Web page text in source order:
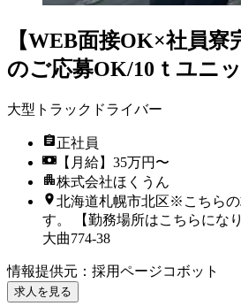
【WEB面接OK×社員寮
のご応募OK/10ｔユニ
大型トラックドライバー
正社員
【月給】35万円〜
株式会社ほくうん
北海道札幌市北区※こちら
す。 【勤務場所はこちらにな
大曲774-38
情報提供元 ： 採用ページコボット
求人を見る